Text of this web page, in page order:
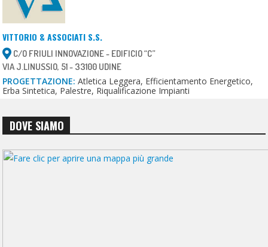
VITTORIO & ASSOCIATI S.S.
C/O FRIULI INNOVAZIONE - EDIFICIO “C”
VIA J.LINUSSIO, 51 - 33100 UDINE
PROGETTAZIONE: Atletica Leggera, Efficientamento Energetico,
Erba Sintetica, Palestre, Riqualificazione Impianti
DOVE SIAMO